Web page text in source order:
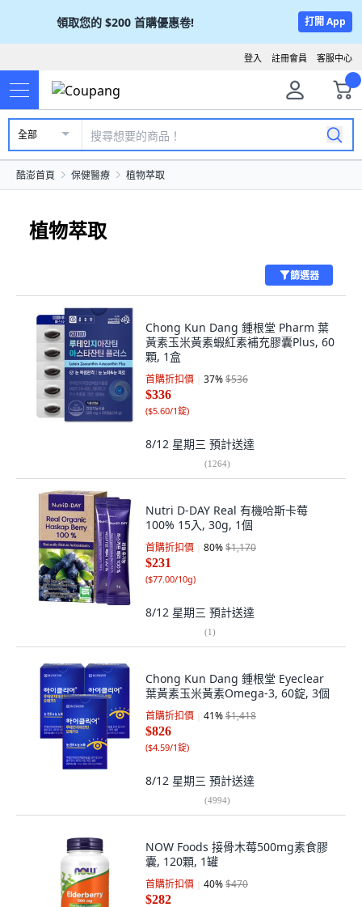
領取您的 $200 首購優惠卷! 打開 App
客服中心
註冊會員
登入
全部
酷澎首頁 保健醫療 植物萃取
植物萃取
篩選器
Chong Kun Dang 鍾根堂 Pharm 葉
黃素玉米黃素蝦紅素補充膠囊Plus, 60
顆, 1盒
首購折扣價 37%$536
$336
($5.60/1錠)
8/12 星期三 預計送達
(1264)
Nutri D-DAY Real 有機哈斯卡莓
100% 15入, 30g, 1個
首購折扣價 80%$1,170
$231
($77.00/10g)
8/12 星期三 預計送達
(1)
Chong Kun Dang 鍾根堂 Eyeclear
葉黃素玉米黃素Omega-3, 60錠, 3個
首購折扣價 41%$1,418
$826
($4.59/1錠)
8/12 星期三 預計送達
(4994)
NOW Foods 接骨木莓500mg素食膠
囊, 120顆, 1罐
首購折扣價 40%$470
$282